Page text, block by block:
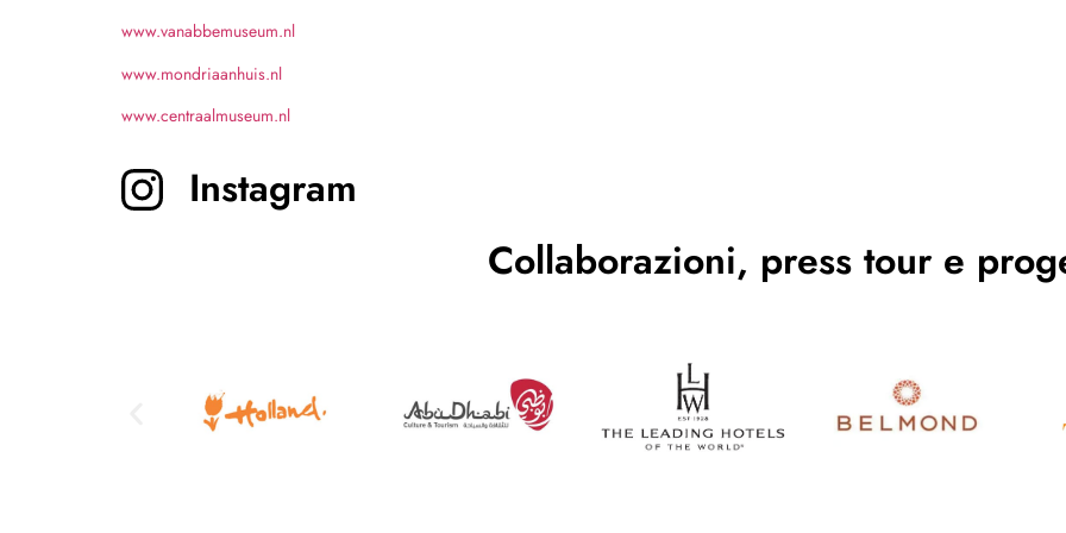
www.vanabbemuseum.nl
www.mondriaanhuis.nl
www.centraalmuseum.nl
Instagram
Collaborazioni, press tour e